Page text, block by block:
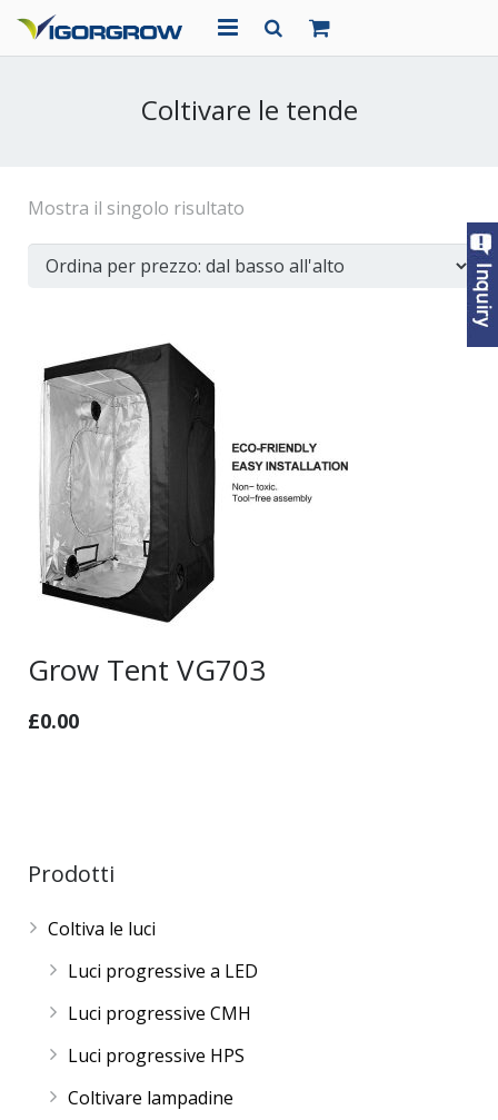
Coltivare le tende
Mostra il singolo risultato
Grow Tent VG703
£0.00
Prodotti
Coltiva le luci
Luci progressive a LED
Luci progressive CMH
Luci progressive HPS
Coltivare lampadine